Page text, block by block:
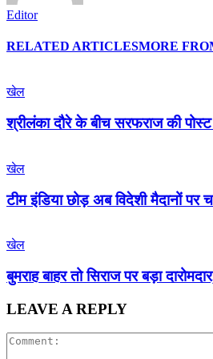
Editor
RELATED ARTICLESMORE
खेल
श्रीलंका दौरे के बीच सरफराज की
खेल
टीम इंडिया छोड़ अब विदेशी मैदानों
खेल
बुमराह बाहर तो सिराज पर बड़ा
LEAVE A REPLY